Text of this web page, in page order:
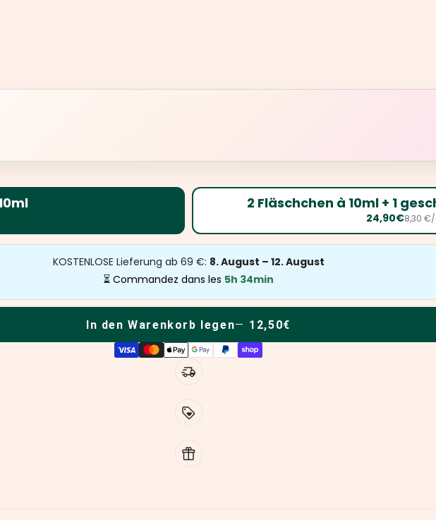
2 Fläschchen à 10ml + 1
24,90€8,30
KOSTENLOSE Lieferung ab 69 €: 8. August – 12. August
⏳ Commandez dans les 5h 34min
In den Warenkorb legen 12,50€